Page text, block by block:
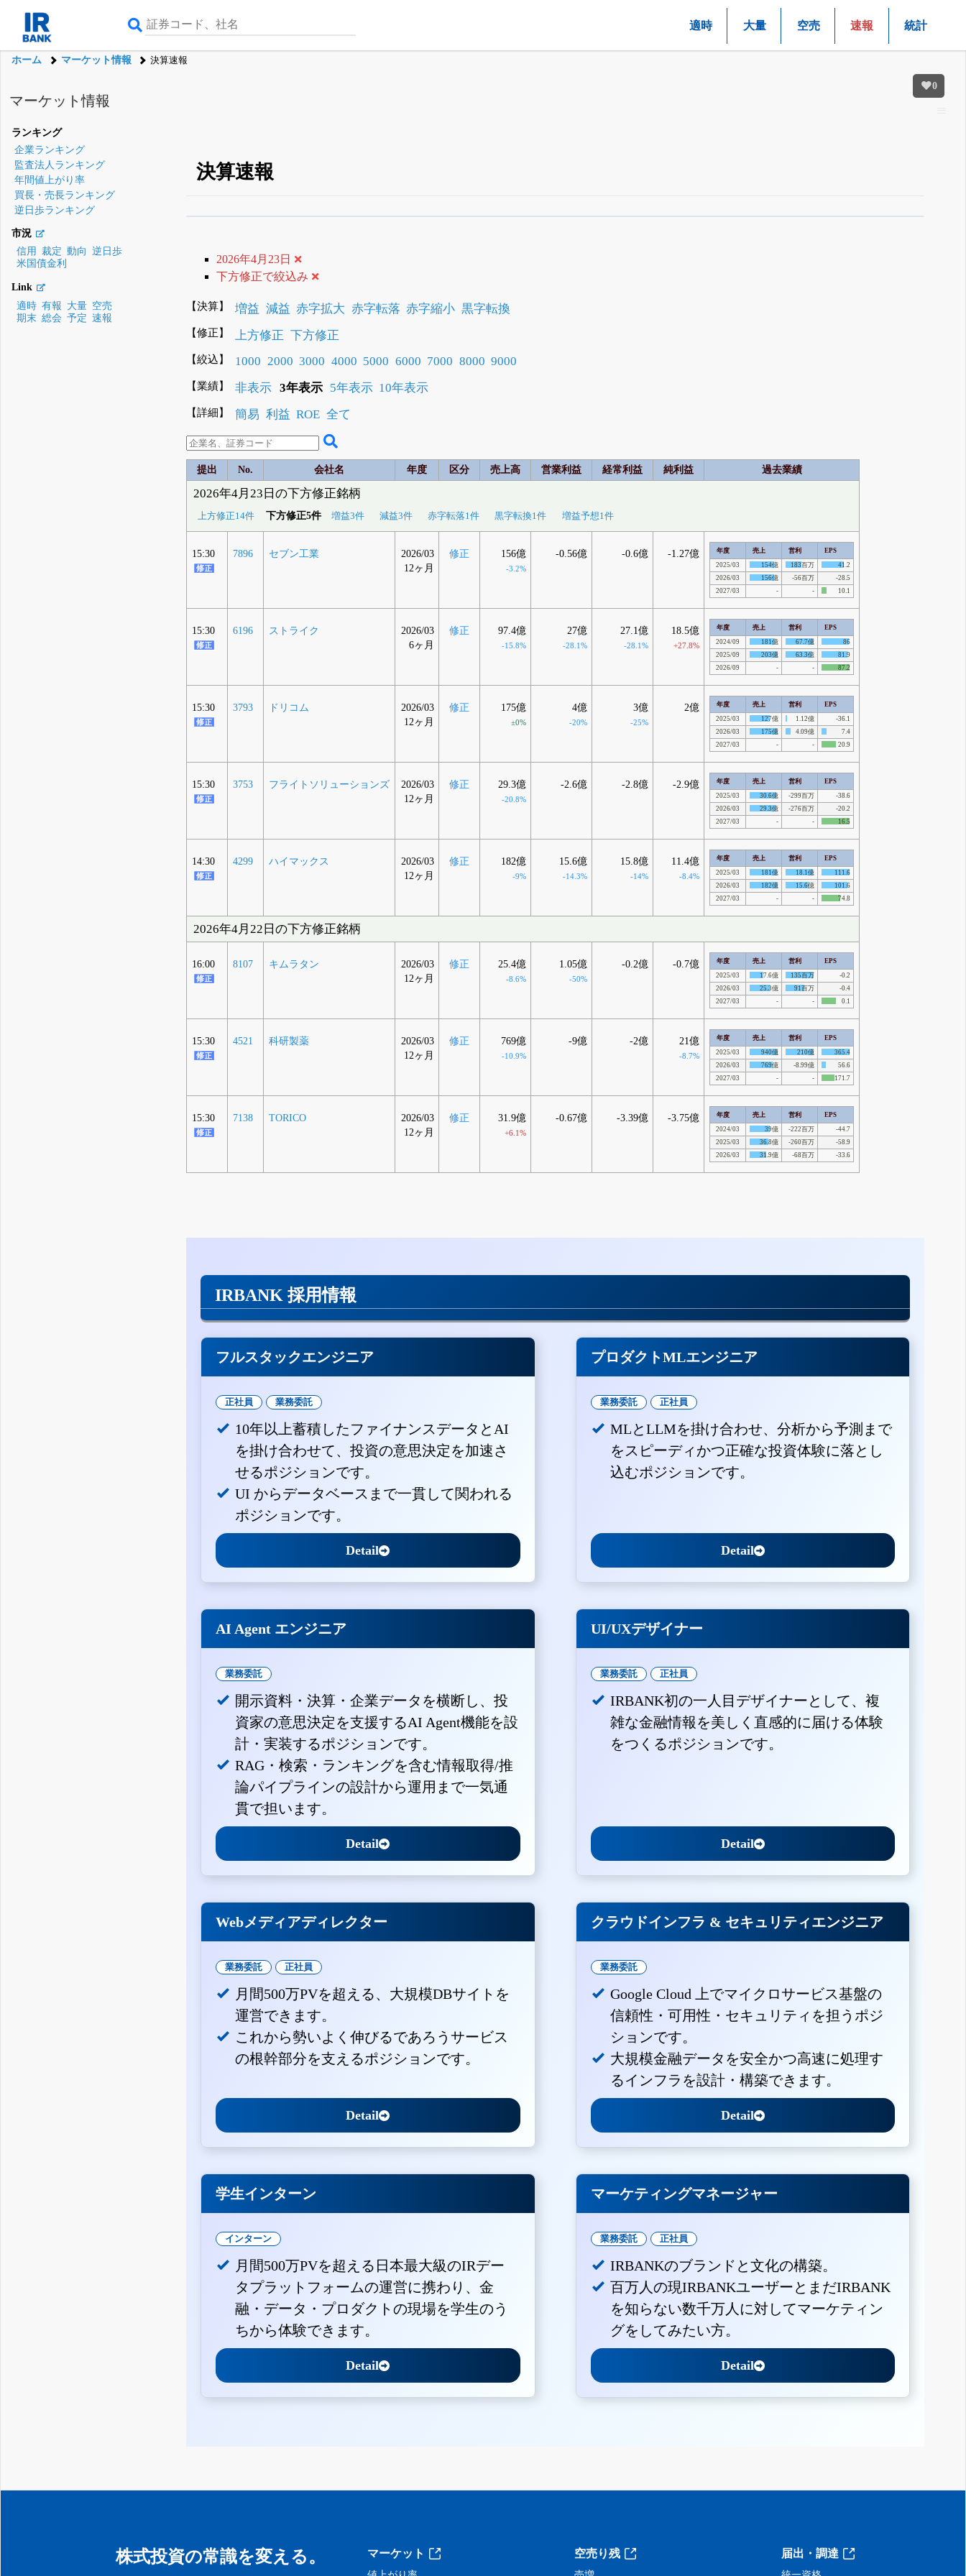
適時 大量 空売 速報 統計
ホーム マーケット情報 決算速報
0
マーケット情報
ランキング
企業ランキング
監査法人ランキング
年間値上がり率
買長・売長ランキング
逆日歩ランキング
市況
信用
裁定 動向
逆日歩
米国債金利
Link
適時 有報 大量 空売
期末 総会 予定 速報
決算速報
登録すると永久30%OFFと米株版の先行利用も付きます
2026年4月23日
下方修正で絞込み
【決算】 増益 減益 赤字拡大 赤字転落 赤字縮小 黒字転換
【修正】 上方修正 下方修正
【絞込】 1000 2000 3000 4000 5000 6000 7000 8000 9000
【業績】 非表示 3年表示 5年表示 10年表示
【詳細】 簡易 利益 ROE 全て
提出 No. 会社名 年度 区分 売上高 営業利益 経常利益 純利益 過去業績
2026年4月23日の下方修正銘柄
上方修正14件 下方修正5件 増益3件 減益3件 赤字転落1件 黒字転換1件 増益予想1件
15:30 7896 セブン工業
2026/03
12ヶ月
修正 156億
-3.2%
-0.56億 -0.6億 -1.27億 年度 売上 営利
EPS
2025/03
154億 183百万
41.2
2026/03
156億 -56百万
-28.5
2027/03
- - 10.1
15:30 6196 ストライク
2026/03
6ヶ月
修正 97.4億
-15.8%
27億
-28.1%
27.1億
-28.1%
18.5億
+27.8%
年度 売上 営利
EPS
2024/09
181億 67.7億
86
2025/09
203億 63.3億
81.9
2026/09
- - 87.2
15:30 3793 ドリコム
2026/03
12ヶ月
修正 175億
±0%
4億
-20%
3億
-25%
2億 年度 売上 営利
EPS
2025/03
127億 1.12億
-36.1
2026/03
175億 4.09億
7.4
2027/03
- - 20.9
15:30 3753 フライトソリューションズ
2026/03
12ヶ月
修正 29.3億
-20.8%
-2.6億 -2.8億 -2.9億 年度 売上 営利
EPS
2025/03
30.6億 -299百万
-38.6
2026/03
29.3億 -276百万
-20.2
2027/03
- - 16.5
14:30 4299 ハイマックス
2026/03
12ヶ月
修正 182億
-9%
15.6億
-14.3%
15.8億
-14%
11.4億
-8.4%
年度 売上 営利
EPS
2025/03
181億 18.1億
111.6
2026/03
182億 15.6億
101.6
2027/03
- - 74.8
2026年4月22日の下方修正銘柄
16:00 8107 キムラタン
2026/03
12ヶ月
修正 25.4億
-8.6%
1.05億
-50%
-0.2億 -0.7億 年度 売上 営利
EPS
2025/03
17.6億 135百万
-0.2
2026/03
25.3億 91百万
-0.4
2027/03
- - 0.1
15:30 4521 科研製薬
2026/03
12ヶ月
修正 769億
-10.9%
-9億 -2億 21億
-8.7%
年度 売上 営利
EPS
2025/03
940億 210億
365.4
2026/03
769億 -8.99億
56.6
2027/03
- - 171.7
15:30 7138 TORICO
2026/03
12ヶ月
修正 31.9億
+6.1%
-0.67億 -3.39億 -3.75億 年度 売上 営利
EPS
2024/03
39億 -222百万
-44.7
2025/03
36.8億 -260百万
-58.9
2026/03
31.9億 -68百万 -33.6
IRBANK 採用情報
フルスタックエンジニア
正社員 業務委託
10年以上蓄積したファイナンスデータとAI
を掛け合わせて、投資の意思決定を加速さ
せるポジションです。
UI からデータベースまで一貫して関われる
ポジションです。
Detail
プロダクトMLエンジニア
業務委託 正社員
MLとLLMを掛け合わせ、分析から予測まで
をスピーディかつ正確な投資体験に落とし
込むポジションです。
Detail
AI Agent エンジニア
業務委託
開示資料・決算・企業データを横断し、投
資家の意思決定を支援するAI Agent機能を設
計・実装するポジションです。
RAG・検索・ランキングを含む情報取得/推
論パイプラインの設計から運用まで一気通
貫で担います。
Detail
UI/UXデザイナー
業務委託 正社員
IRBANK初の一人目デザイナーとして、複
雑な金融情報を美しく直感的に届ける体験
をつくるポジションです。
Detail
Webメディアディレクター
業務委託 正社員
月間500万PVを超える、大規模DBサイトを
運営できます。
これから勢いよく伸びるであろうサービス
の根幹部分を支えるポジションです。
Detail
クラウドインフラ & セキュリティエンジニア
業務委託
Google Cloud 上でマイクロサービス基盤の
信頼性・可用性・セキュリティを担うポジ
ションです。
大規模金融データを安全かつ高速に処理す
るインフラを設計・構築できます。
Detail
学生インターン
インターン
月間500万PVを超える日本最大級のIRデー
タプラットフォームの運営に携わり、金
融・データ・プロダクトの現場を学生のう
ちから体験できます。
Detail
マーケティングマネージャー
業務委託 正社員
IRBANKのブランドと文化の構築。
百万人の現IRBANKユーザーとまだIRBANK
を知らない数千万人に対してマーケティン
グをしてみたい方。
Detail
株式投資の常識を変える。 マーケット 空売り残 届出・調達